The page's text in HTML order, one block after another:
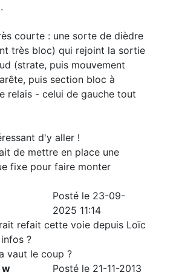
courte : une sorte de dièdre
très bloc) qui rejoint la sortie
(strate, puis mouvement
puis section bloc à
relais - celui de gauche tout
d'y aller !
de mettre en place une
fixe pour faire monter
Posté le 23-09-
2025 11:14
refait cette voie depuis Loïc
?
vaut le coup ?
w
Posté le 21-11-2013